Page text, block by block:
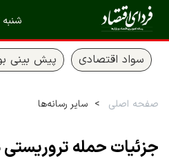
شنبه ۱۷ مرداد ۱۴۰۵
سواد اقتصادی پیش بینی
صفحه اصلی سایر رسانه‌ها
جزئیات حمله تروریستی